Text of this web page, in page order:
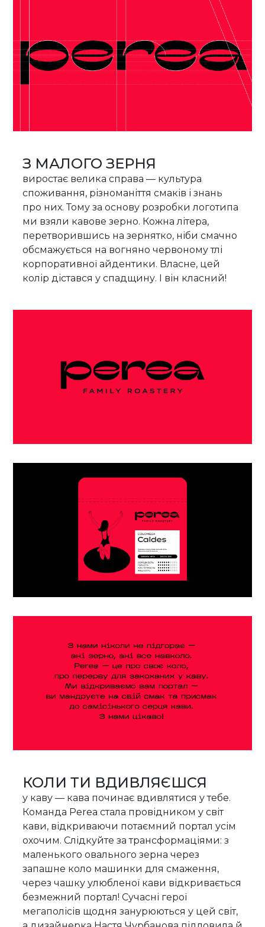
З МАЛОГО ЗЕРНЯ
виростає велика справа — культура
споживання, різноманіття смаків і знань
про них. Тому за основу розробки логотипа
ми взяли кавове зерно. Кожна літера,
перетворившись на зернятко, ніби смачно
обсмажується на вогняно червоному тлі
корпоративної айдентики. Власне, цей
колір дістався у спадщину. І він класний!
КОЛИ ТИ ВДИВЛЯЄШСЯ
у каву — кава починає вдивлятися у тебе.
Команда Perea стала провідником у світ
кави, відкриваючи потаємний портал усім
охочим. Слідкуйте за трансформаціями: з
маленького овального зерна через
запашне коло машинки для смаження,
через чашку улюбленої кави відкривається
безмежний портал! Сучасні герої
мегаполісів щодня занурюються у цей світ,